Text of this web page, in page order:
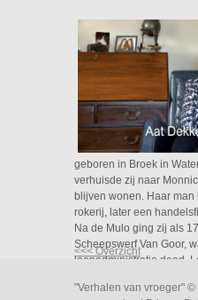
geboren in Broek in
verhuisde zij naar
blijven wonen. Haar
rokerij, later een
Na de Mulo ging zij als
Scheepswerf Van Goor,
loonadministratie deed.
Berghaus in Amsterdam.
<<< Overzicht
"Verhalen van vroeger" ©